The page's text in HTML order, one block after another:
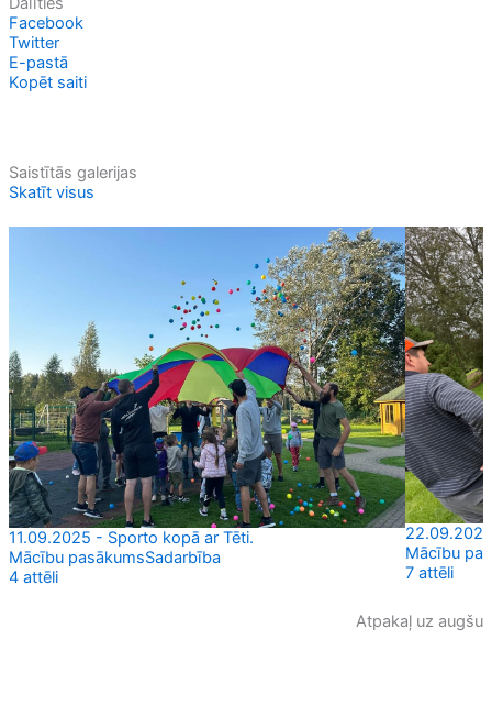
Facebook
Twitter
E-pastā
Kopēt saiti
Saistītās galerijas
Skatīt visus
11.09.2025 - Sporto kopā ar Tēti.
Mācību pasākumsSadarbība
4 attēli
Mācību
7 attēli
Atpakaļ uz augšu